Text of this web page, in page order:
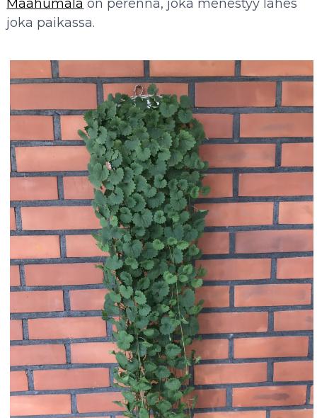
Maahumala on perenna, joka menestyy lähes
joka paikassa.